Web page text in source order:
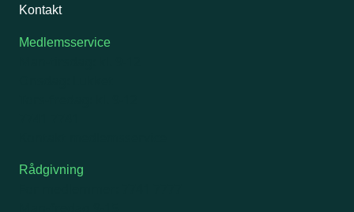
Kontakt
Medlemsservice
Rådgivning